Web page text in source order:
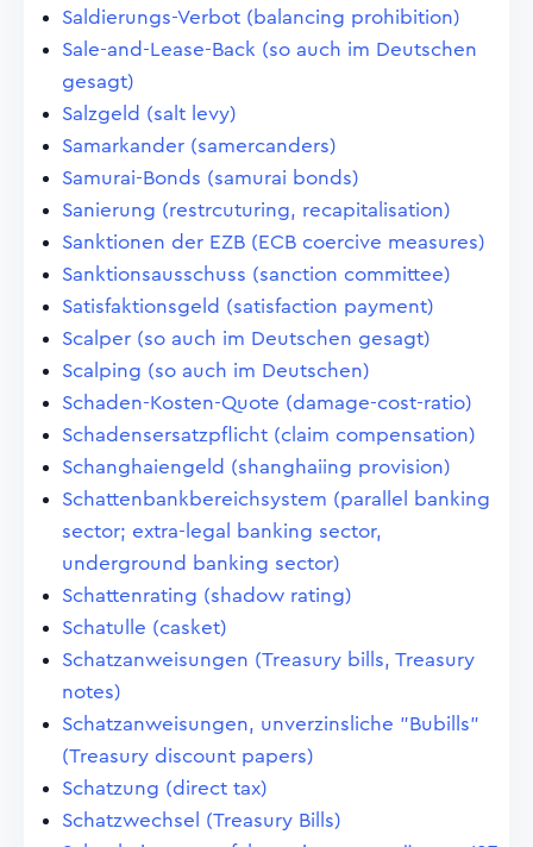
Saldierungs-Verbot (balancing prohibition)
Sale-and-Lease-Back (so auch im Deutschen
gesagt)
Salzgeld (salt levy)
Samarkander (samercanders)
Samurai-Bonds (samurai bonds)
Sanierung (restrcuturing, recapitalisation)
Sanktionen der EZB (ECB coercive measures)
Sanktionsausschuss (sanction committee)
Satisfaktionsgeld (satisfaction payment)
Scalper (so auch im Deutschen gesagt)
Scalping (so auch im Deutschen)
Schaden-Kosten-Quote (damage-cost-ratio)
Schadensersatzpflicht (claim compensation)
Schanghaiengeld (shanghaiing provision)
Schattenbankbereichsystem (parallel banking
sector; extra-legal banking sector,
underground banking sector)
Schattenrating (shadow rating)
Schatulle (casket)
Schatzanweisungen (Treasury bills, Treasury
notes)
Schatzanweisungen, unverzinsliche "Bubills"
(Treasury discount papers)
Schatzung (direct tax)
Schatzwechsel (Treasury Bills)